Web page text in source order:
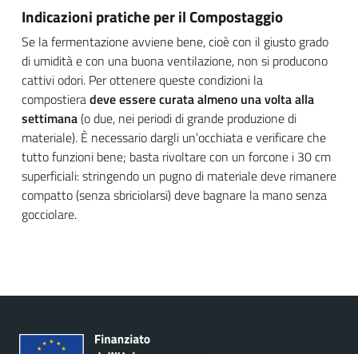
Indicazioni pratiche per il Compostaggio
Se la fermentazione avviene bene, cioè con il giusto grado
di umidità e con una buona ventilazione, non si producono
cattivi odori. Per ottenere queste condizioni la
compostieradeve essere curata almeno una volta alla
settimana(o due, nei periodi di grande produzione di
materiale). È necessario dargli un’occhiata e verificare che
tutto funzioni bene; basta rivoltare con un forcone i 30 cm
superficiali: stringendo un pugno di materiale deve rimanere
compatto (senza sbriciolarsi) deve bagnare la mano senza
gocciolare.